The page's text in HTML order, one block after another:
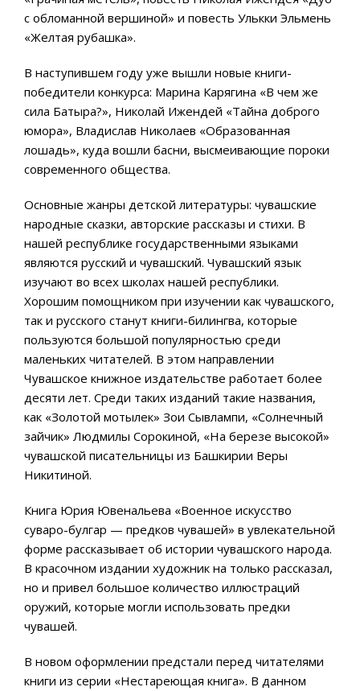
с обломанной вершиной» и повесть Улькки Эльмень
«Желтая рубашка».
В наступившем году уже вышли новые книги-
победители конкурса: Марина Карягина «В чем же
сила Батыра?», Николай Ижендей «Тайна доброго
юмора», Владислав Николаев «Образованная
лошадь», куда вошли басни, высмеивающие пороки
современного общества.
Основные жанры детской литературы: чувашские
народные сказки, авторские рассказы и стихи. В
нашей республике государственными языками
являются русский и чувашский. Чувашский язык
изучают во всех школах нашей республики.
Хорошим помощником при изучении как чувашского,
так и русского станут книги-билингва, которые
пользуются большой популярностью среди
маленьких читателей. В этом направлении
Чувашское книжное издательстве работает более
десяти лет. Среди таких изданий такие названия,
как «Золотой мотылек» Зои Сывлампи, «Солнечный
зайчик» Людмилы Сорокиной, «На березе высокой»
чувашской писательницы из Башкирии Веры
Никитиной.
Книга Юрия Ювенальева «Военное искусство
суваро-булгар — предков чувашей» в увлекательной
форме рассказывает об истории чувашского народа.
В красочном издании художник на только рассказал,
но и привел большое количество иллюстраций
оружий, которые могли использовать предки
чувашей.
В новом оформлении предстали перед читателями
книги из серии «Нестареющая книга». В данном